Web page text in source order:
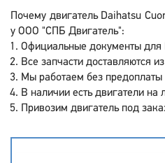
Почему двигатель Daihatsu
у ООО "СПБ Двигатель":
Официальные документы
Все запчасти доставляются
Мы работаем без предоплаты
В наличии есть двигатели
Привозим двигатель под